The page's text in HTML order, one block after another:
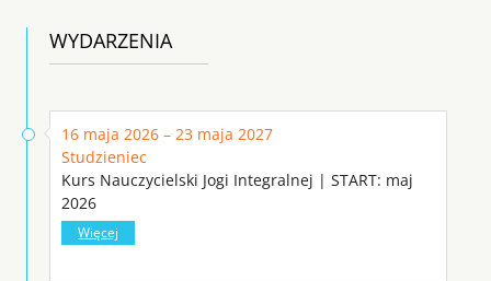
WYDARZENIA
16 maja 2026 – 23 maja 2027
Studzieniec
Kurs Nauczycielski Jogi Integralnej | START: maj
2026
Więcej